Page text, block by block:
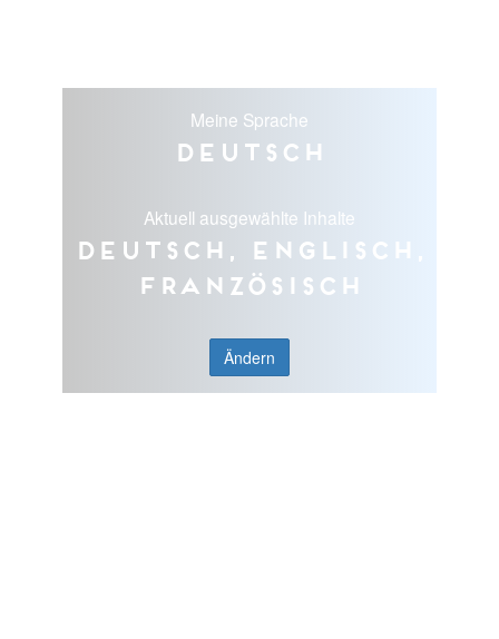
Meine Sprache
Deutsch
Aktuell ausgewählte Inhalte
Deutsch, Englisch,
Französisch
Ändern